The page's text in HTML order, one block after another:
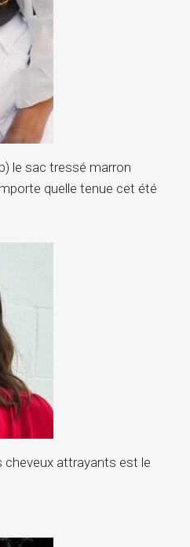
le sac tressé marron
quelle tenue cet été
cheveux attrayants est le